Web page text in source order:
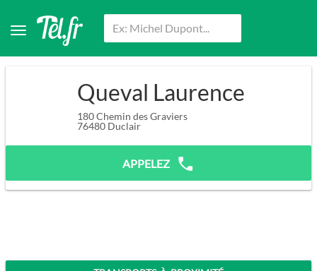
Queval Laurence
180 Chemin des Graviers
76480 Duclair
APPELEZ